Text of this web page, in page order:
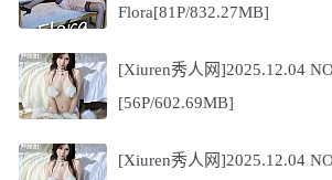
Flora[81P/832.27MB]
[Xiuren秀人网]2025.12.04
[56P/602.69MB]
[Xiuren秀人网]2025.12.04